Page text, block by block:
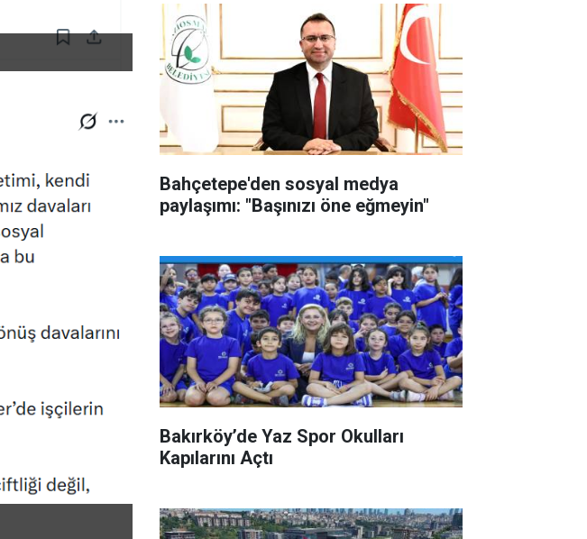
Bahçetepe'den sosyal medya
paylaşımı: "Başınızı öne eğmeyin"
Bakırköy’de Yaz Spor Okulları
Kapılarını Açtı